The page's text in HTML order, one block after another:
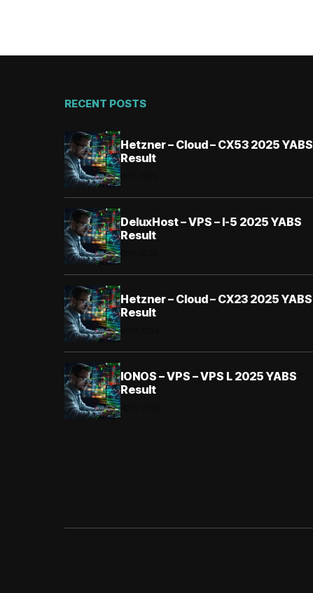
RECENT POSTS
Hetzner – Cloud – CX53 2025 YABS
Result
DeluxHost – VPS – I-5 2025 YABS
Result
Hetzner – Cloud – CX23 2025 YABS
Result
IONOS – VPS – VPS L 2025 YABS
Result